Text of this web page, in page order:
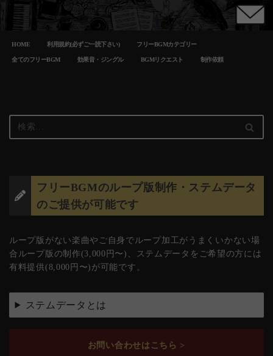
コ
ン
テ
ス
ッ
HOME 利用規約(必ずご一読下さい) フリーBGMカテゴリー
全てのフリーBGM 効果音・ジングル BGMリクエスト 制作依頼
フリーBGMのループ版制作・ステムデータ
のご提供が可能です
ループ版がない楽曲やご自身でループ加工がうまくいかない場
合ループ版の制作(3,000円〜)、ステムデータをご希望の方には
有料提供(8,000円〜)が可能です。
ステムデータとは
お問い合わせはこちら >